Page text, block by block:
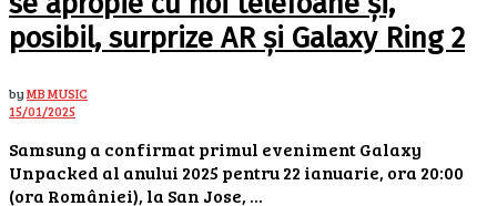
posibil, surprize AR și Galaxy Ring 2
byMB MUSIC
15/01/2025
Samsung a confirmat primul eveniment Galaxy
Unpacked al anului 2025 pentru 22 ianuarie, ora 20:00
(ora României), la San Jose, ...